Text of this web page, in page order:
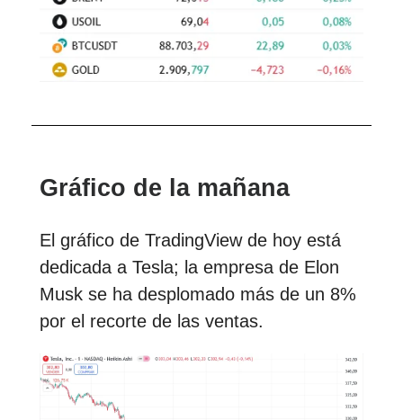
Gráfico de la mañana
El gráfico de TradingView de hoy está
dedicada a Tesla; la empresa de Elon
Musk se ha desplomado más de un 8%
por el recorte de las ventas.